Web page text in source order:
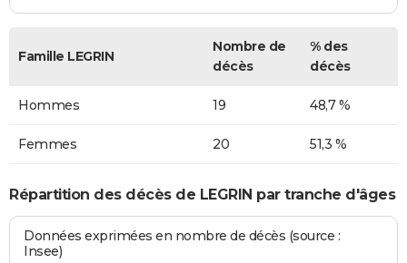
Famille LEGRIN
Nombre de
décès
% des
décès
Hommes 19 48,7 %
Femmes 20 51,3 %
Répartition des décès de LEGRIN par tranche d'âges
Données exprimées en nombre de décès (source :
Insee)